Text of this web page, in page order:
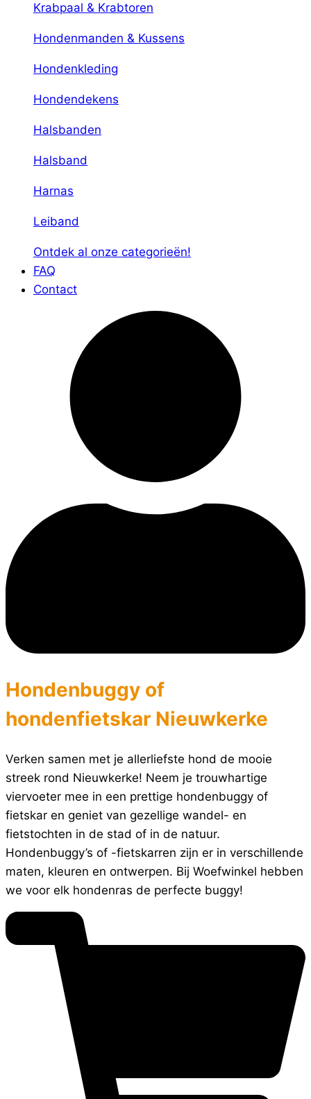
Krabpaal & Krabtoren
Hondenmanden & Kussens
Hondenkleding
Hondendekens
Halsbanden
Halsband
Harnas
Leiband
Ontdek al onze categorieën!
FAQ
Contact
Hondenbuggy of
hondenfietskar Nieuwkerke
Verken samen met je allerliefste hond de mooie
streek rond Nieuwkerke! Neem je trouwhartige
viervoeter mee in een prettige hondenbuggy of
fietskar en geniet van gezellige wandel- en
fietstochten in de stad of in de natuur.
Hondenbuggy’s of -fietskarren zijn er in verschillende
maten, kleuren en ontwerpen. Bij Woefwinkel hebben
we voor elk hondenras de perfecte buggy!